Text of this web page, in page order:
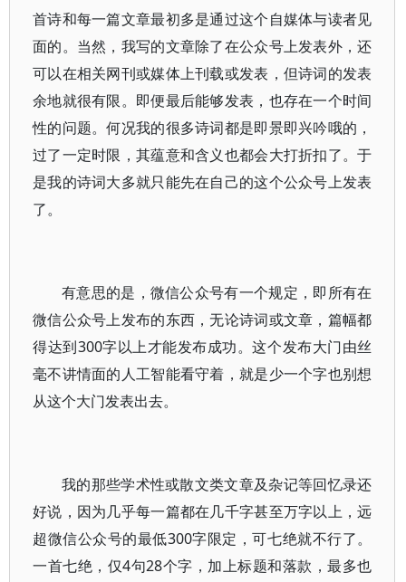
首诗和每一篇文章最初多是通过这个自媒体与读者见
面的。当然，我写的文章除了在公众号上发表外，还
可以在相关网刊或媒体上刊载或发表，但诗词的发表
余地就很有限。即便最后能够发表，也存在一个时间
性的问题。何况我的很多诗词都是即景即兴吟哦的，
过了一定时限，其蕴意和含义也都会大打折扣了。于
是我的诗词大多就只能先在自己的这个公众号上发表
了。
有意思的是，微信公众号有一个规定，即所有在
微信公众号上发布的东西，无论诗词或文章，篇幅都
得达到300字以上才能发布成功。这个发布大门由丝
毫不讲情面的人工智能看守着，就是少一个字也别想
从这个大门发表出去。
我的那些学术性或散文类文章及杂记等回忆录还
好说，因为几乎每一篇都在几千字甚至万字以上，远
超微信公众号的最低300字限定，可七绝就不行了。
一首七绝，仅4句28个字，加上标题和落款，最多也